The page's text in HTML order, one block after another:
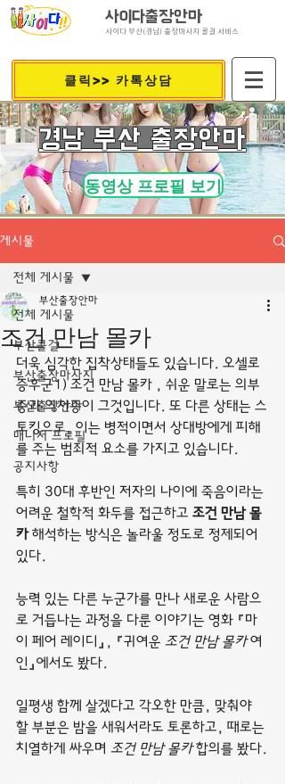
사이다출장안마
사이다 부산(경남) 출장마사지 콜걸 서비스
클릭>> 카톡상담
​경남 부산 출장안마
동영상 프로필 보기
게시물
전체 게시물
부산콜걸
부산출장마사지
부산출장안마
매니저 프로필
공지사항
전체 게시물
조건 만남 몰카
부산출장안마
더욱 심각한 집착상태들도 있습니다. 오셀로
증후군1) 조건 만남 몰카 , 쉬운 말로는 의부
증과 의처증이 그것입니다. 또 다른 상태는 스
토킹으로, 이는 병적이면서 상대방에게 피해
를 주는 범죄적 요소를 가지고 있습니다.
특히 30대 후반인 저자의 나이에 죽음이라는
어려운 철학적 화두를 접근하고 조건 만남 몰
카 해석하는 방식은 놀라울 정도로 정제되어
있다.
능력 있는 다른 누군가를 만나 새로운 사람으
로 거듭나는 과정을 다룬 이야기는 영화 『마
이 페어 레이디』, 『귀여운 조건 만남 몰카 여
인』에서도 봤다.
일평생 함께 살겠다고 각오한 만큼, 맞춰야
할 부분은 밤을 새워서라도 토론하고, 때로는
치열하게 싸우며 조건 만남 몰카 합의를 봤다.